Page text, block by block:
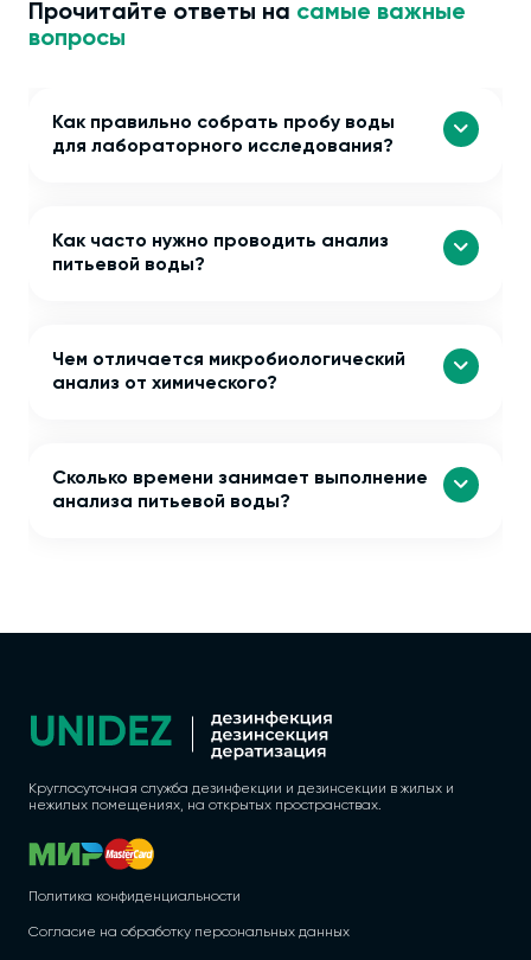
Прочитайте ответы на самые важные
вопросы
Как правильно собрать пробу воды
для лабораторного исследования?
Как часто нужно проводить анализ
питьевой воды?
Чем отличается микробиологический
анализ от химического?
Сколько времени занимает выполнение
анализа питьевой воды?
Круглосуточная служба дезинфекции и дезинсекции в жилых и
нежилых помещениях, на открытых пространствах.
Политика конфиденциальности
Согласие на обработку персональных данных